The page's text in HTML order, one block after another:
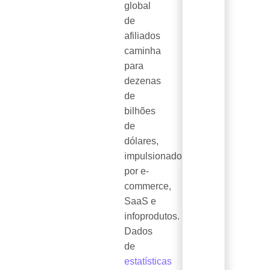
global
de
afiliados
caminha
para
dezenas
de
bilhões
de
dólares,
impulsionado
por e-
commerce,
SaaS e
infoprodutos.
Dados
de
estatísticas